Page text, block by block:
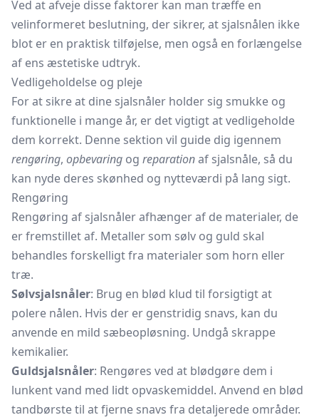
Ved at afveje disse faktorer kan man træffe en
velinformeret beslutning, der sikrer, at sjalsnålen ikke
blot er en praktisk tilføjelse, men også en forlængelse
af ens æstetiske udtryk.
Vedligeholdelse og pleje
For at sikre at dine sjalsnåler holder sig smukke og
funktionelle i mange år, er det vigtigt at vedligeholde
dem korrekt. Denne sektion vil guide dig igennem
rengøring, opbevaring og reparationaf sjalsnåle, så du
kan nyde deres skønhed og nytteværdi på lang sigt.
Rengøring
Rengøring af sjalsnåler afhænger af de materialer, de
er fremstillet af. Metaller som sølv og guld skal
behandles forskelligt fra materialer som horn eller
træ.
Sølvsjalsnåler: Brug en blød klud til forsigtigt at
polere nålen. Hvis der er genstridig snavs, kan du
anvende en mild sæbeopløsning. Undgå skrappe
kemikalier.
Guldsjalsnåler: Rengøres ved at blødgøre dem i
lunkent vand med lidt opvaskemiddel. Anvend en blød
tandbørste til at fjerne snavs fra detaljerede områder.